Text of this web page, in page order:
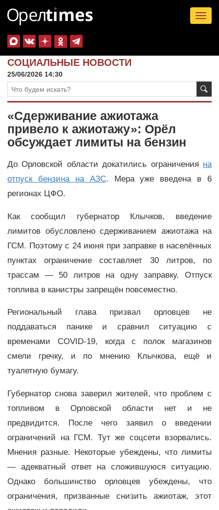
СОЦИАЛЬНЫЕ НОВОСТИ
25/06/2026 14:30
«Сдерживание ажиотажа
привело к ажиотажу»: Орёл
обсуждает лимиты на бензин
До Орловской области докатились ограничения на
отпуск бензина на АЗС. Мера уже введена в 6
регионах ЦФО.
Как сообщил губернатор Клычков, введение
лимитов обусловлено сдерживанием ажиотажа на
ГСМ. Поэтому с 24 июня при заправке в населённых
пунктах ограничение составляет 30 литров, по
трассам — 50 литров на одну заправку. Отпуск
топлива в канистры запрещён повсеместно.
Региональный глава призвал орловцев не
поддаваться панике и сравнил ситуацию с
временами COVID-19, когда с полок магазинов
смели гречку, и по мнению Клычкова, ещё и
туалетную бумагу.
Губернатор снова заверил жителей, что проблем с
топливом в Орловской области нет и не
предвидится. После чего заявил о введении
ограничений на ГСМ. Тут же соцсети взорвались.
Мнения разные. Некоторые убеждены, что лимиты
— адекватный ответ на сложившуюся ситуацию.
Однако большинство орловцев убеждены, что
ограничения, призванные снизить ажиотаж, этот